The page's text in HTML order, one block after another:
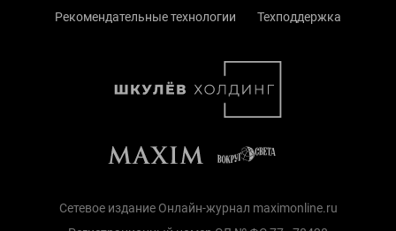
Рекомендательные технологии
Техподдержка
Сетевое издание Онлайн-журнал maximonline.ru